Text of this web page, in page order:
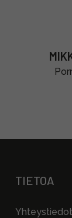
TIETOA
Yhteystiedot